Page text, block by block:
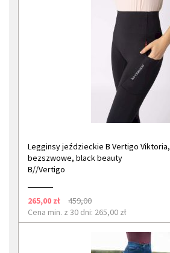
Legginsy jeździeckie B Vertigo Viktoria,
bezszwowe, black beauty
B//Vertigo
265,00 zł
459,00
Cena min. z 30 dni: 265,00 zł